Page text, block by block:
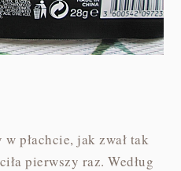
płachcie, jak zwał tak
pierwszy raz. Według